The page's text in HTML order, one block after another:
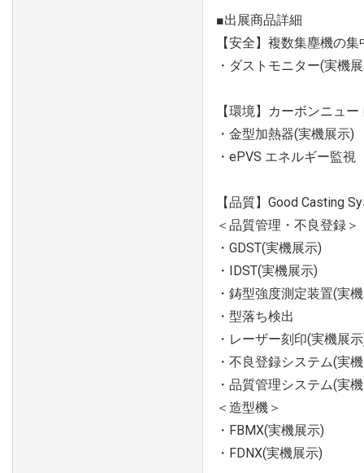
■出展商品詳細
【安全】複数集塵機の
・ダストモニター(実機
【環境】カーボンニュ
・金型加熱器(実機展示)
・ePVS エネルギー監
【品質】Good Casting
＜品質管理・不良登録＞
・GDST(実機展示)
・IDST(実機展示)
・鋳型強度測定装置(実
・型落ち検出
・レーザー刻印(実機展
・不良登録システム(実
・品質管理システム(実
＜造型機＞
・FBMX(実機展示)
・FDNX(実機展示)